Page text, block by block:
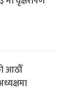
आठौँ